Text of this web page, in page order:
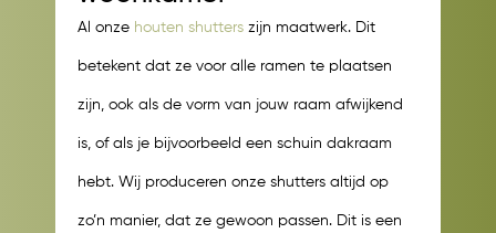
Al onze houten shutters zijn maatwerk. Dit
betekent dat ze voor alle ramen te plaatsen
zijn, ook als de vorm van jouw raam afwijkend
is, of als je bijvoorbeeld een schuin dakraam
hebt. Wij produceren onze shutters altijd op
zo’n manier, dat ze gewoon passen. Dit is een